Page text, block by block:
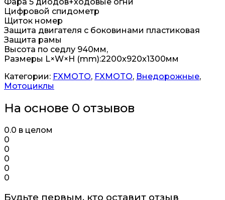
Цифровой спидометр
Щиток номер
Защита двигателя с боковинами пластиковая
Защита рамы
Высота по седлу 940мм,
Размеры L×W×H (mm):2200x920x1300мм
Категории: FXMOTO, FXMOTO, Внедорожные,
Мотоциклы
На основе 0 отзывов
0.0 в целом
0
0
0
0
0
Будьте первым, кто оставит отзыв